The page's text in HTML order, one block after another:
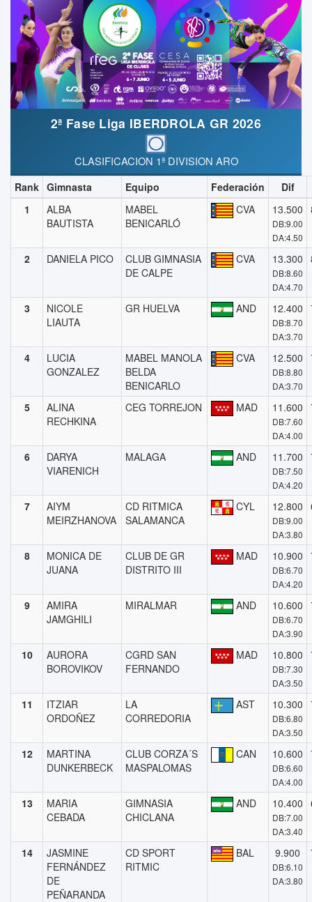
2ª Fase Liga IBERDROLA GR 2026
CLASIFICACION 1ª DIVISION ARO
Rank Gimnasta Equipo Federación
Dif
1
ALBA
BAUTISTA
MABEL
BENICARLÓ
CVA 13.500
DB:9.00
DA:4.50
2 DANIELA PICO
CLUB GIMNASIA
DE CALPE
CVA 13.300
DB:8.60
DA:4.70
3
NICOLE
LIAUTA
GR HUELVA AND 12.400
DB:8.70
DA:3.70
4
LUCIA
GONZALEZ
MABEL MANOLA
BELDA
BENICARLO
CVA 12.500
DB:8.80
DA:3.70
5
ALINA
RECHKINA
CEG TORREJON MAD 11.600
DB:7.60
DA:4.00
6
DARYA
VIARENICH
MALAGA AND 11.700
DB:7.50
DA:4.20
7
AIYM
MEIRZHANOVA
CD RITMICA
SALAMANCA
CYL 12.800
DB:9.00
DA:3.80
8
MONICA DE
JUANA
CLUB DE GR
DISTRITO III
MAD 10.900
DB:6.70
DA:4.20
9
AMIRA
JAMGHILI
MIRALMAR AND 10.600
DB:6.70
DA:3.90
10
AURORA
BOROVIKOV
CGRD SAN
FERNANDO
MAD 10.800
DB:7.30
DA:3.50
11
ITZIAR
ORDOÑEZ
LA
CORREDORIA
AST 10.300
DB:6.80
DA:3.50
12
MARTINA
DUNKERBECK
CLUB CORZA´S
MASPALOMAS
CAN 10.600
DB:6.60
DA:4.00
13
MARIA
CEBADA
GIMNASIA
CHICLANA
AND 10.400
DB:7.00
DA:3.40
14
JASMINE
FERNÁNDEZ
DE
PEÑARANDA
CD SPORT
RITMIC
BAL 9.900
DB:6.10
DA:3.80